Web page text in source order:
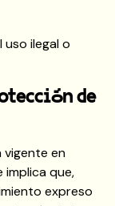
ilegal o
de
vigente en
que,
expreso